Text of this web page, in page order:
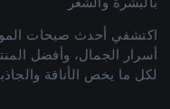
اكتشفي أحدث صيحات
أسرار الجمال، وأفضل
لكل ما يخص الأناقة